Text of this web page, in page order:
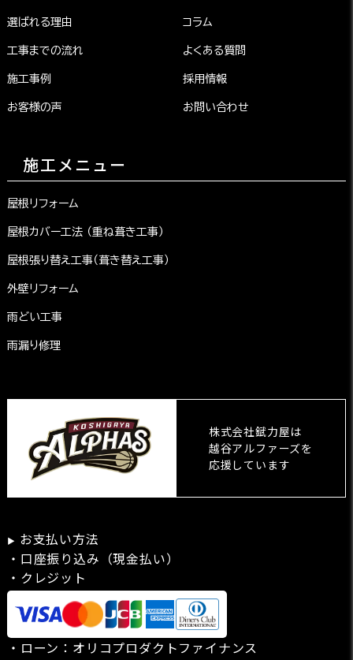
選ばれる理由
工事までの流れ
施工事例
お客様の声
コラム
よくある質問
採用情報
お問い合わせ
施工メニュー
屋根リフォーム
屋根カバー工法 （重ね葺き工事）
屋根張り替え工事（葺き替え工事）
外壁リフォーム
雨どい工事
雨漏り修理
株式会社錻力屋は
越谷アルファーズを
応援しています
▶ お支払い方法
・口座振り込み（現金払い）
・クレジット
・ローン： オリコプロダクトファイナンス